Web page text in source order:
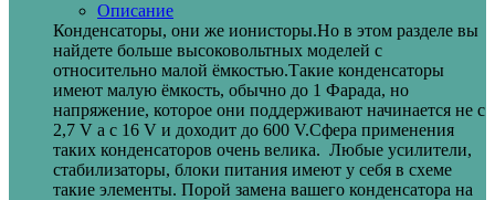
Описание
Конденсаторы, они же ионисторы.Но в этом разделе вы
найдете больше высоковольтных моделей с
относительно малой ёмкостью.Такие конденсаторы
имеют малую ёмкость, обычно до 1 Фарада, но
напряжение, которое они поддерживают начинается не с
2,7 V а с 16 V и доходит до 600 V.Сфера применения
таких конденсаторов очень велика. Любые усилители,
стабилизаторы, блоки питания имеют у себя в схеме
такие элементы. Порой замена вашего конденсатора на